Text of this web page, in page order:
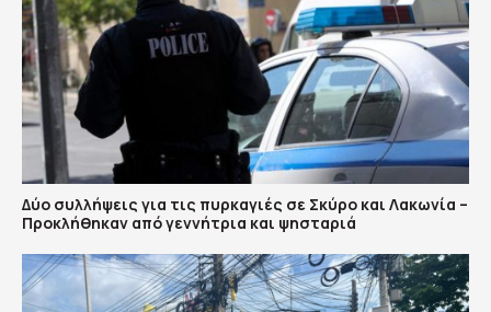
Δύο συλλήψεις για τις πυρκαγιές σε Σκύρο και Λακωνία –
Προκλήθηκαν από γεννήτρια και ψησταριά